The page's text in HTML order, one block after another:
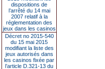
dispositions de
l’arrêté du 14 mai
2007 relatif à la
réglementation des
jeux dans les casinos
Décret no 2015-540
du 15 mai 2015
modifiant la liste des
jeux autorisés dans
les casinos fixée par
l’article D.321-13 du